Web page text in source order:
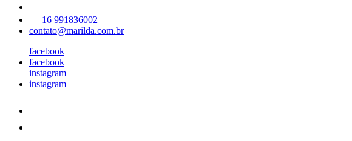
16 991836002
contato@marilda.com.br
facebook
facebook
instagram
instagram